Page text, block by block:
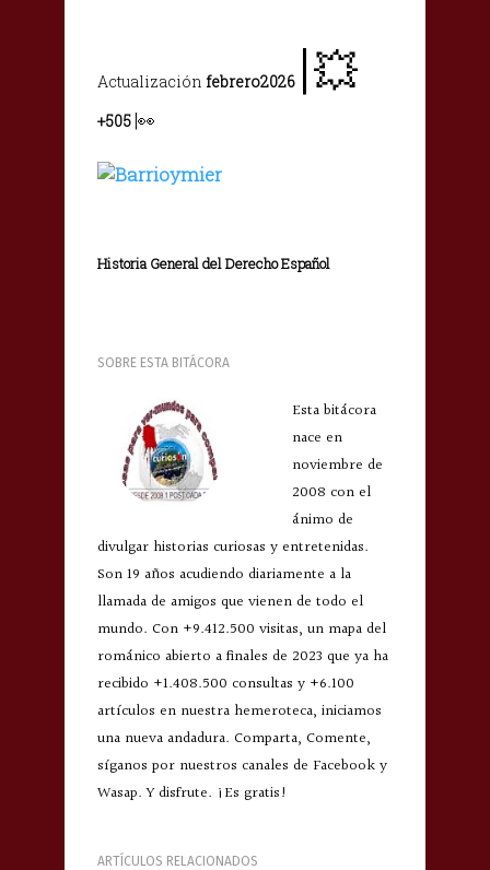
Actualización febrero2026 |💥
+505|👀
Historia General del Derecho Español
SOBRE ESTA BITÁCORA
Esta bitácora
nace en
noviembre de
2008 con el
ánimo de
divulgar historias curiosas y entretenidas.
Son 19 años acudiendo diariamente a la
llamada de amigos que vienen de todo el
mundo. Con +9.412.500 visitas, un mapa del
románico abierto a finales de 2023 que ya ha
recibido +1.408.500 consultas y +6.100
artículos en nuestra hemeroteca, iniciamos
una nueva andadura. Comparta, Comente,
síganos por nuestros canales de Facebook y
Wasap. Y disfrute. ¡Es gratis!
ARTÍCULOS RELACIONADOS